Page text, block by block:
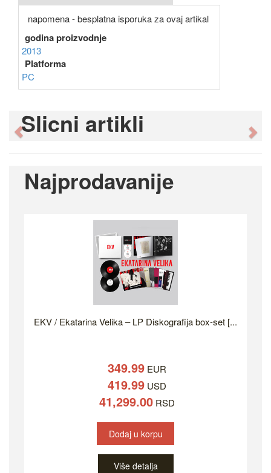
napomena - besplatna isporuka za ovaj artikal
godina proizvodnje
2013
Platforma
PC
Slicni artikli
Previous
Najprodavanije
EKV / Ekatarina Velika – LP Diskografija box-set [...
349.99 EUR
419.99 USD
41,299.00 RSD
Dodaj u korpu
Više detalja